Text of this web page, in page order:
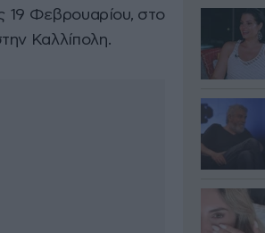
19 Φεβρουαρίου, στο
Καλλίπολη.